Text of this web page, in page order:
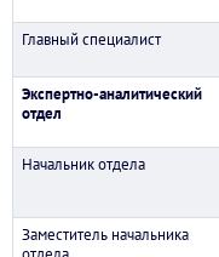
Главный специалист
Экспертно-аналитический
отдел
Начальник отдела
Заместитель начальника